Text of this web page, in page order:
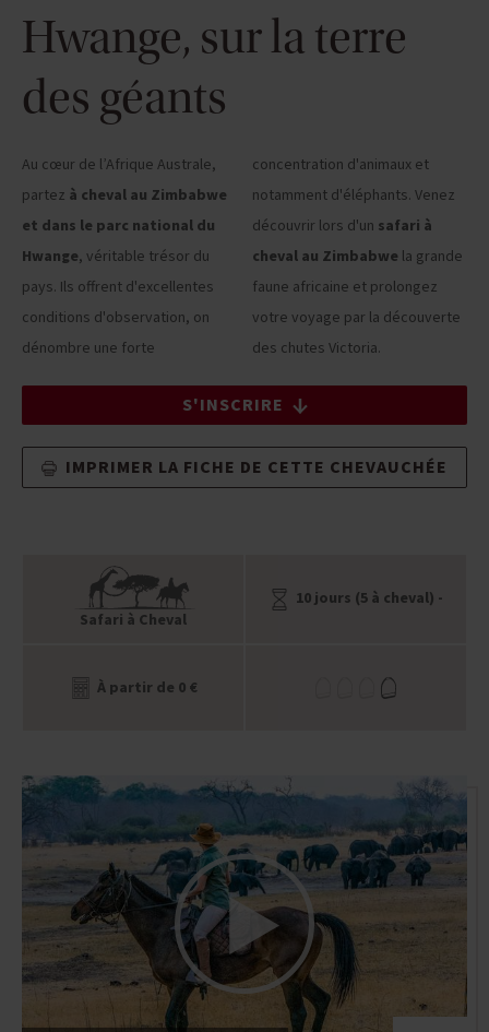
Hwange, sur la terre
des géants
Au cœur de l’Afrique Australe,
partez à cheval au Zimbabwe
et dans le parc national du
Hwange, véritable trésor du
pays. Ils offrent d'excellentes
conditions d'observation, on
dénombre une forte
concentration d'animaux et
notamment d'éléphants. Venez
découvrir lors d'un safari à
cheval au Zimbabwe la grande
faune africaine et prolongez
votre voyage par la découverte
des chutes Victoria.
S'INSCRIRE
IMPRIMER LA FICHE DE CETTE CHEVAUCHÉE
Safari à Cheval
10 jours (5 à cheval) -
À partir de 0 €